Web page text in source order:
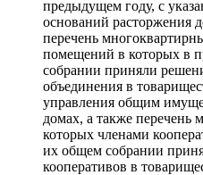
предыдущем году, с
оснований расторжения
перечень
помещений в которых в
собрании приняли
объединения в
управления общим
домах, а также перечень
которых членами
их общем собрании
кооперативов в